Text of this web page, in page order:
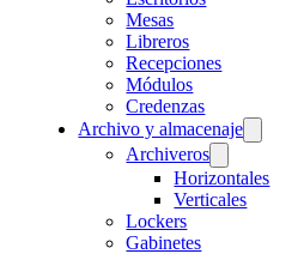
Mesas
Libreros
Recepciones
Módulos
Credenzas
Archivo y almacenaje
Archiveros
Horizontales
Verticales
Lockers
Gabinetes